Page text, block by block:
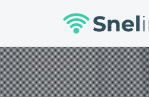
Skip
to
content